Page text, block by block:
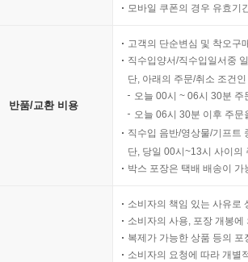
모바일 쿠폰의 경우 유효기
반품/교환 비용
고객의 단순변심 및 착오구
직수입양서/직수입일서중
단, 아래의 주문/취소 조건
오늘 00시 ~ 06시 30분
오늘 06시 30분 이후 주
직수입 음반/영상물/기프트
단, 당일 00시~13시 사이의
박스 포장은 택배 배송이
소비자의 책임 있는 사유로
소비자의 사용, 포장 개봉
복제가 가능한 상품 등의
소비자의 요청에 따라 개별